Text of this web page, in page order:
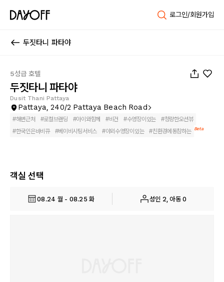
로그인/회원가입
두짓타니 파타야
5성급 호텔
두짓타니 파타야
Dusit Thani Pattaya
Pattaya, 240/2 Pattaya Beach Road
#해변근처 #로컬브랜딩 #아이와함께 #비건 #수영장이있는 #청량한오션뷰
#한국인은바비큐 #베이비시팅서비스 #야외수영장이있는 #친환경에동참하는 Beta
객실 선택
08.24 월 - 08.25 화 성인 2, 아동 0